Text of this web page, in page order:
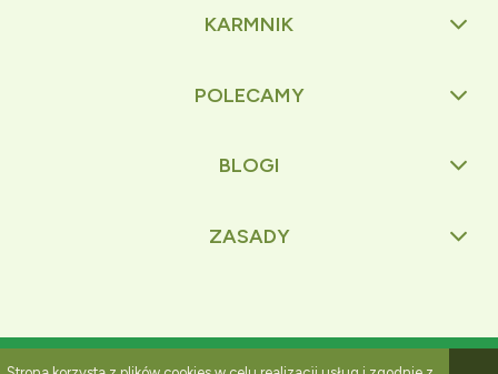
KARMNIK
POLECAMY
BLOGI
ZASADY